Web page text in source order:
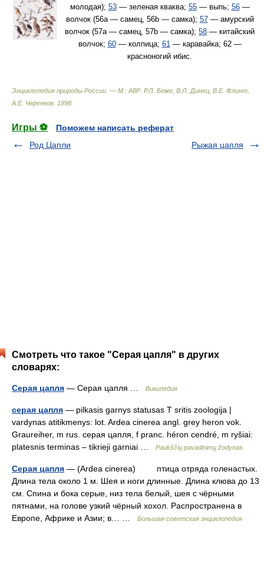
молодая); 53— зеленая кваква; 55— выпь; 56—
волчок (56a — самец, 56b — самка); 57— амурский
волчок (57a — самец, 57b — самка); 58 — китайский
волчок; 60— колпица; 61— каравайка; 62 —
красноногий ибис.
Энциклопедия природы России. — М.: ABF. Р.Л. Беме, В.Л. Динец, В.Е. Флинт,
А.Е. Черенков 1998
Игры ⚽
Поможем написать реферат
Род Цапли
Рыжая цапля
Смотреть что такое "Серая цапля" в других
словарях:
Серая цапля — Серая цапля … Википедия
серая цапля — pilkasis garnys statusas T sritis zoologija |
vardynas atitikmenys: lot. Ardea cinerea angl. grey heron vok.
Graureiher, m rus. серая цапля, f pranc. héron cendré, m ryšiai:
platesnis terminas – tikrieji garniai …
Paukščių pavadinimų žodynas
Серая цапля — (Ardea cinerea) птица отряда голенастых.
Длина тела около 1 м. Шея и ноги длинные. Длина клюва до 13
см. Спина и бока серые, низ тела белый, шея с чёрными
пятнами, на голове узкий чёрный хохол. Распространена в
Европе, Африке и Азии; в… …
Большая советская энциклопедия